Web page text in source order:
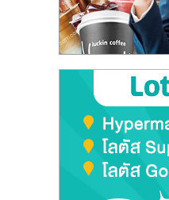
ไชส์,